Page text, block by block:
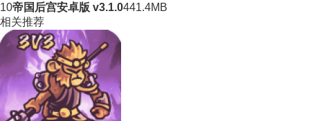
10帝国后宫安卓版 v3.1.0441.4MB
相关推荐